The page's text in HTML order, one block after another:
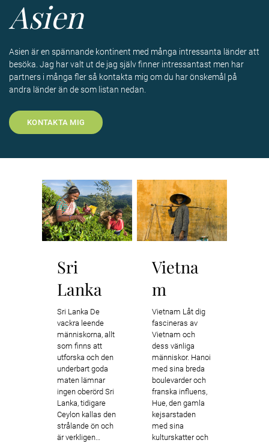
Asien
Asien är en spännande kontinent med många intressanta länder att
besöka. Jag har valt ut de jag själv finner intressantast men har
partners i många fler så kontakta mig om du har önskemål på
andra länder än de som listan nedan.
KONTAKTA MIG
Sri
Lanka
Sri Lanka De
vackra leende
människorna, allt
som finns att
utforska och den
underbart goda
maten lämnar
ingen oberörd Sri
Lanka, tidigare
Ceylon kallas den
strålande ön och
är verkligen…
Vietna
m
Vietnam Låt dig
fascineras av
Vietnam och
dess vänliga
människor. Hanoi
med sina breda
boulevarder och
franska influens,
Hue, den gamla
kejsarstaden
med sina
kulturskatter och